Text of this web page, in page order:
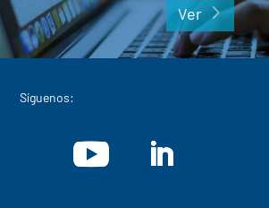
Ver
Síguenos: